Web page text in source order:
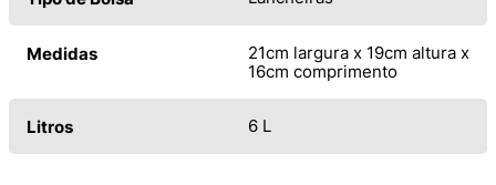
Medidas
21cm largura x 19cm altura x
16cm comprimento
Litros 6 L